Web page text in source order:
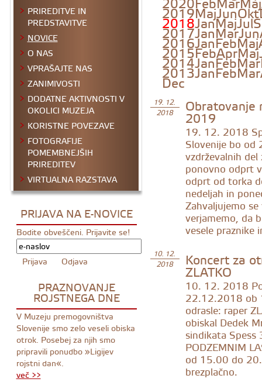
PRIREDITVE IN
PREDSTAVITVE
NOVICE
O NAS
VPRAŠAJTE NAS
ZANIMIVOSTI
DODATNE AKTIVNOSTI V
OKOLICI MUZEJA
KORISTNE POVEZAVE
FOTOGRAFIJE
POMEMBNEJŠIH
PRIREDITEV
VIRTUALNA RAZSTAVA
PRIJAVA NA E-NOVICE
Bodite obveščeni. Prijavite se!
PRAZNOVANJE
ROJSTNEGA DNE
V Muzeju premogovništva
Slovenije smo zelo veseli obiska
otrok. Posebej za njih smo
pripravili ponudbo »Ligijev
rojstni dan«.
več >>
2019MajJunOkt
2018JanMajJul
2017JanMarJun
2016JanFebMaj
2015FebAprMaj
2014JanFebMar
2013JanFebMar
Dec
19. 12.
2018
Obratovanje
2019
19. 12. 2018
Slovenije bo
vzdrževalnih
ponovno odprt
odprt od torka
nedeljah in
Zahvaljujemo
verjamemo, da
vesele praznike
10. 12.
2018
Koncert za
ZLATKO
10. 12. 2018
22.12.2018 ob
odrasle: raper
obiskal Dedek
sindikata Spess
PODZEMNIM
od 15.00 do
brezplačno.